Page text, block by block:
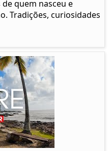
quem nasceu e
Tradições, curiosidades